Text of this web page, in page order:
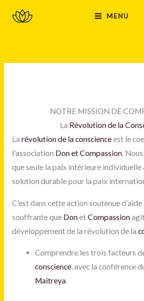
MAIN
MENU
NOTRE MISSION DE
La Révolution de la
La révolution de la conscienceest le
l’association Don et Compassion.
que seule la paix intérieure
solution durable pour la paix
C’est dans cette action soutenue d’aide
souffrante que DonetCompassion
développement de la révolution de la
Comprendre les trois facteurs
conscience, avec la conférence
Maitreya.